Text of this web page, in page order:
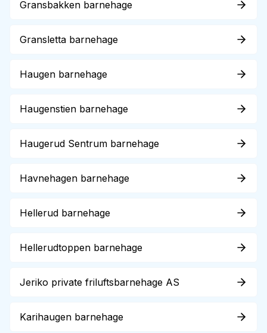
Gransbakken barnehage
Gransletta barnehage
Haugen barnehage
Haugenstien barnehage
Haugerud Sentrum barnehage
Havnehagen barnehage
Hellerud barnehage
Hellerudtoppen barnehage
Jeriko private friluftsbarnehage AS
Karihaugen barnehage